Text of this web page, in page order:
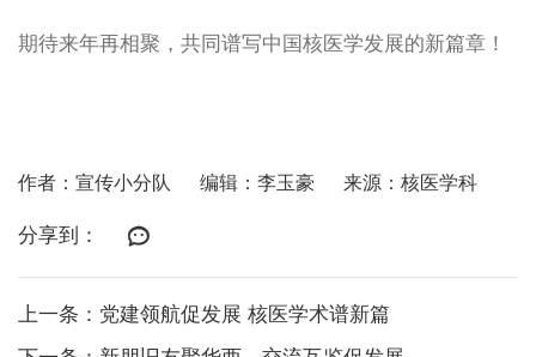
期待来年再相聚，共同谱写中国核医学发展的新篇章！
作者：宣传小分队 编辑：李玉豪 来源：核医学科
分享到：
上一条：党建领航促发展 核医学术谱新篇